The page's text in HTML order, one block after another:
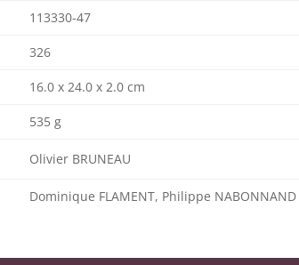
113330-47
326
16.0 x 24.0 x 2.0 cm
535 g
Olivier BRUNEAU
Dominique FLAMENT, Philippe NABONNAND